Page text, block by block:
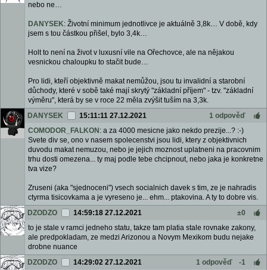
nebo ne…
DANYSEK: Životní minimum jednotlivce je aktuálně 3,8k… V době, kdy
jsem s tou částkou přišel, bylo 3,4k…
Holt to není na život v luxusní vile na Ořechovce, ale na nějakou
vesnickou chaloupku to stačit bude…
Pro lidi, kteří objektivně makat nemůžou, jsou tu invalidní a starobní
důchody, které v sobě také mají skrytý "základní příjem" - tzv. "základní
výměru", která by se v roce 22 měla zvýšit tuším na 3,3k.
DANYSEK
15:11:11 27.12.2021
1 odpověď
COMODOR_FALKON : a za 4000 mesicne jako nekdo prezije...? :-)
Svete div se, ono v nasem spolecenstvi jsou lidi, ktery z objektivnich
duvodu makat nemuzou, nebo je jejich moznost uplatneni na pracovnim
trhu dosti omezena... ty maj podle tebe chcipnout, nebo jaka je konkretne
tva vize?
Zruseni (aka "sjednoceni") vsech socialnich davek s tim, ze je nahradis
ctyrma tisicovkama a je vyreseno je... ehm... ptakovina. A ty to dobre vis.
DZODZO
14:59:18 27.12.2021
±0
to je stale v ramci jedneho statu, takze tam platia stale rovnake zakony,
ale predpokladam, ze medzi Arizonou a Novym Mexikom budu nejake
drobne nuance
DZODZO
14:29:02 27.12.2021 1 odpověď -1